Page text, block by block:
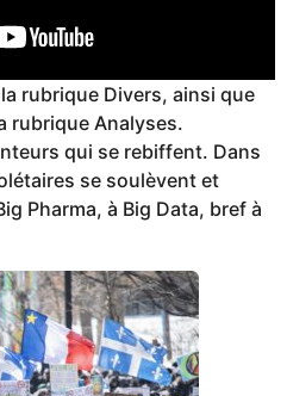
rubrique Divers, ainsi que
rubrique Analyses.
qui se rebiffent. Dans
se soulèvent et
Pharma, à Big Data, bref à